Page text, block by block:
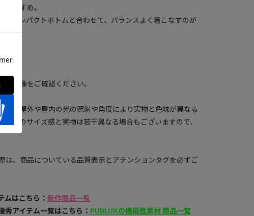
おすすめ。
やコンパクトボトムと合わせて、バランスよく着こなすのが
画像をご確認ください。
は、屋外や屋内の光の照射や角度により実物と色味が異なる
表示のサイズ感と実物は若干異なる場合もございますので、
は、商品についている品質表示とアテンションタグを必ずご
ムはこちら： 新作商品一覧
アイテム一覧はこちら： PUBLUXの機能性素材 商品一覧